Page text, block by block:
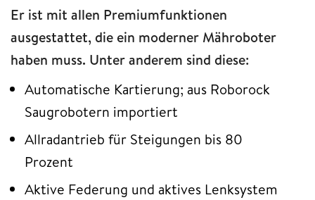
Er ist mit allen Premiumfunktionen
ausgestattet, die ein moderner Mähroboter
haben muss. Unter anderem sind diese:
Automatische Kartierung; aus Roborock
Saugrobotern importiert
Allradantrieb für Steigungen bis 80
Prozent
Aktive Federung und aktives Lenksystem